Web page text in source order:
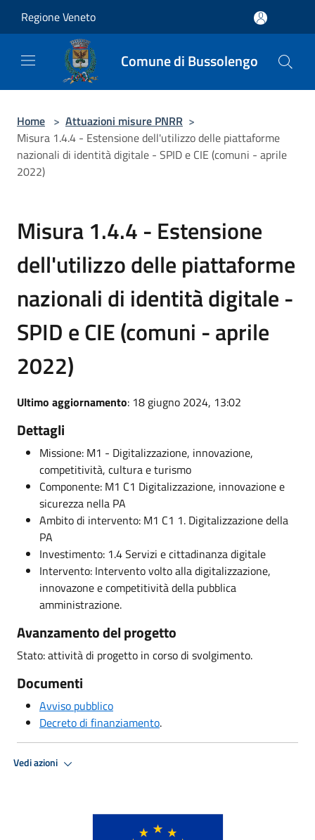
Regione Veneto
Comune di Bussolengo
Home > Attuazioni misure PNRR >
Misura 1.4.4 - Estensione dell'utilizzo delle piattaforme
nazionali di identità digitale - SPID e CIE (comuni - aprile
2022)
Misura 1.4.4 - Estensione
dell'utilizzo delle piattaforme
nazionali di identità digitale -
SPID e CIE (comuni - aprile
2022)
Ultimo aggiornamento: 18 giugno 2024, 13:02
Dettagli
Missione: M1 - Digitalizzazione, innovazione,
competitività, cultura e turismo
Componente: M1 C1 Digitalizzazione, innovazione e
sicurezza nella PA
Ambito di intervento: M1 C1 1. Digitalizzazione della
PA
Investimento: 1.4 Servizi e cittadinanza digitale
Intervento: Intervento volto alla digitalizzazione,
innovazone e competitività della pubblica
amministrazione.
Avanzamento del progetto
Stato: attività di progetto in corso di svolgimento.
Documenti
Avviso pubblico
Decreto di finanziamento.
Vedi azioni